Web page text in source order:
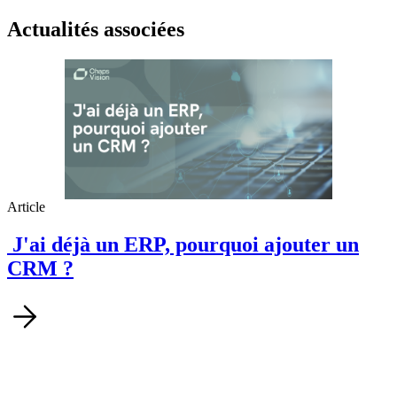
Actualités associées
Article
J'ai déjà un ERP, pourquoi ajouter un
CRM ?